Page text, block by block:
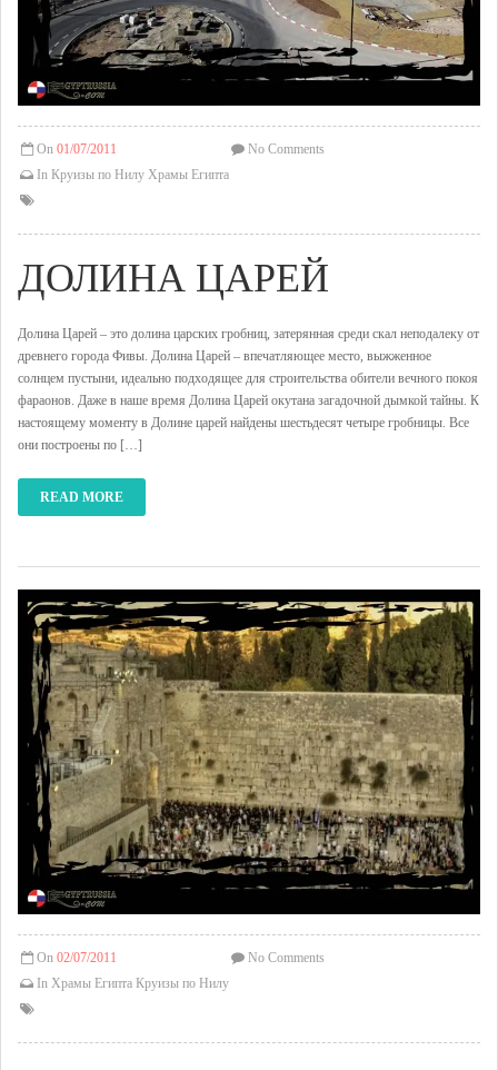
On 01/07/2011
In Круизы по Нилу Храмы Египта
No Comments
ДОЛИНА ЦАРЕЙ
Долина Царей – это долина царских гробниц, затерянная среди скал неподалеку от
древнего города Фивы. Долина Царей – впечатляющее место, выжженное
солнцем пустыни, идеально подходящее для строительства обители вечного покоя
фараонов. Даже в наше время Долина Царей окутана загадочной дымкой тайны. К
настоящему моменту в Долине царей найдены шестьдесят четыре гробницы. Все
они построены по […]
READ MORE
On 02/07/2011
In Храмы Египта Круизы по Нилу
No Comments